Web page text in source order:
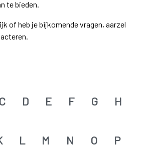
te bieden.
of heb je bijkomende vragen, aarzel
C D E F G H
L M N O P